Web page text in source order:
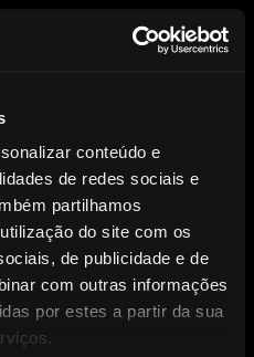
conteúdo e
de redes sociais e
partilhamos
do site com os
de publicidade e de
com outras informações
por estes a partir da sua
PT
Coletiva de